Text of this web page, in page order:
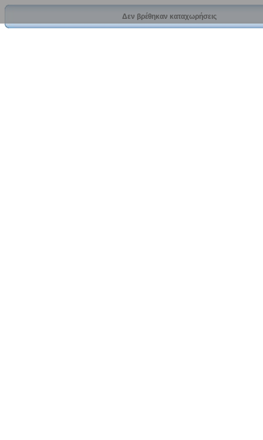
Δεν βρέθηκαν καταχωρήσεις